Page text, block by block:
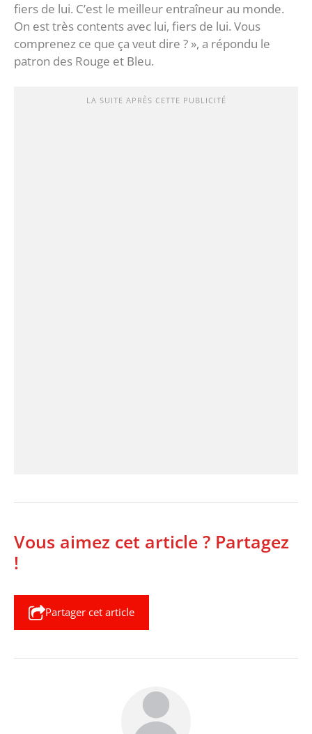
fiers de lui. C’est le meilleur entraîneur au monde.
On est très contents avec lui, fiers de lui. Vous
comprenez ce que ça veut dire ? », a répondu le
patron des Rouge et Bleu.
LA SUITE APRÈS CETTE PUBLICITÉ
Vous aimez cet article ? Partagez
!
Partager cet article